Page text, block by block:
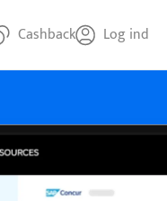
Cashback Log ind